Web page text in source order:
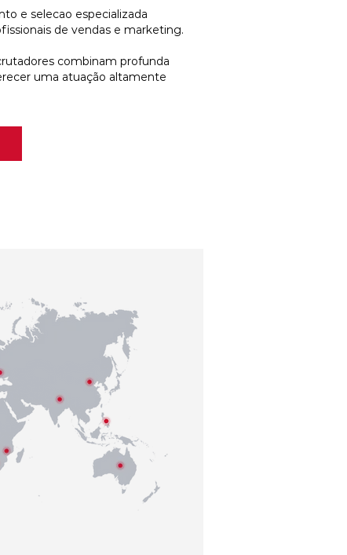
e selecao especializada
de vendas e marketing.
combinam profunda
uma atuação altamente